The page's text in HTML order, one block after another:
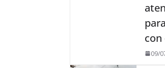
con
09/